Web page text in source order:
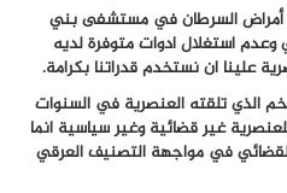
أمراض السرطان في مستشفى بني
وعدم استغلال ادوات متوفرة لديه
علينا ان نستخدم قدراتنا بكرامة.
الذي تلقته العنصرية في السنوات
غير قضائية وغير سياسية انما
في مواجهة التصنيف العرقي